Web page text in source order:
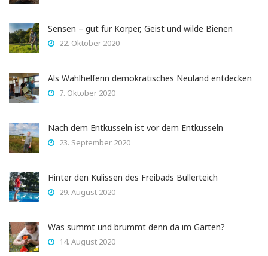
Sensen – gut für Körper, Geist und wilde Bienen
22. Oktober 2020
Als Wahlhelferin demokratisches Neuland entdecken
7. Oktober 2020
Nach dem Entkusseln ist vor dem Entkusseln
23. September 2020
Hinter den Kulissen des Freibads Bullerteich
29. August 2020
Was summt und brummt denn da im Garten?
14. August 2020